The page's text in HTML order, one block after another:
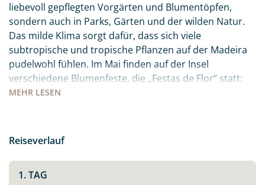
MEHR LESEN
liebevoll gepflegten Vorgärten und Blumentöpfen,
sondern auch in Parks, Gärten und der wilden Natur.
Das milde Klima sorgt dafür, dass sich viele
subtropische und tropische Pflanzen auf der Madeira
pudelwohl fühlen. Im Mai finden auf der Insel
verschiedene Blumenfeste, die „Festas de Flor“ statt:
die Orte sind mit Blüten und Blumen geschmückt, es
Atlantiks.Auch kulinarisch hat die Insel viel zu bieten:
Wärme braucht um sich zum süßen Gold zu wandeln.
Der „Peixe Espada Preto“ – schwarzer Degenfisch, den
Reiseverlauf
1. TAG